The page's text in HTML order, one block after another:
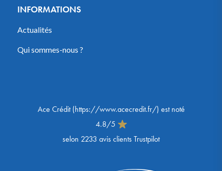
INFORMATIONS
Actualités
Qui sommes-nous ?
Ace Crédit(https://www.acecredit.fr/) est noté
4.8/5
selon 2233 avis clients Trustpilot